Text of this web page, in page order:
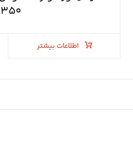
۳۵۰ )
اطلاعات بیشتر